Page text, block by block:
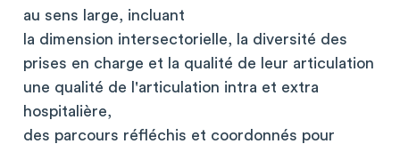
au sens large, incluant
la dimension intersectorielle, la diversité des
prises en charge et la qualité de leur articulation
une qualité de l'articulation intra et extra
hospitalière,
des parcours réfléchis et coordonnés pour